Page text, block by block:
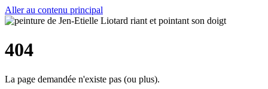
Aller au contenu principal
404
La page demandée n'existe pas (ou plus).